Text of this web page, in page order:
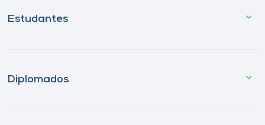
Estudantes
Diplomados